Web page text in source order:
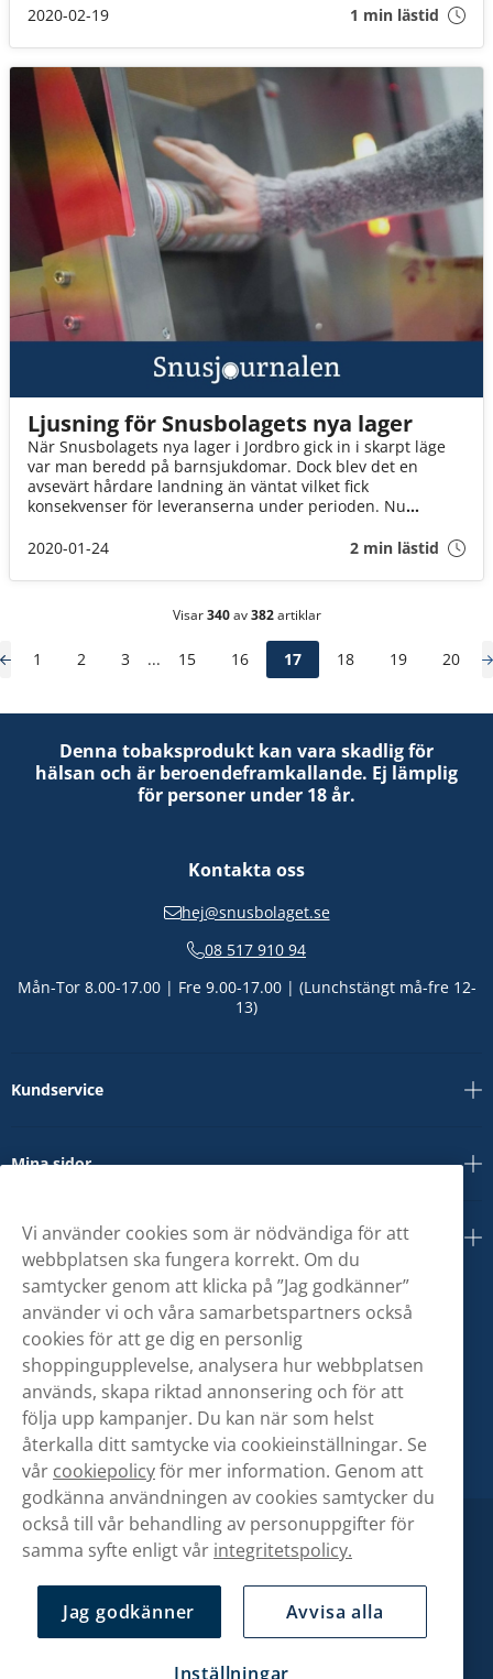
2020-02-19
1 min lästid
Ljusning för Snusbolagets nya lager
När Snusbolagets nya lager i Jordbro gick in i skarpt läge
var man beredd på barnsjukdomar. Dock blev det en
avsevärt hårdare landning än väntat vilket fick
konsekvenser för leveranserna under perioden. Nu
2020-01-24
2 min lästid
Visar340av382artiklar
1 2 3 ... 15 16 17 18 19 20
Denna tobaksprodukt kan vara skadlig för
hälsan och är beroendeframkallande. Ej lämplig
för personer under 18 år.
Kontakta oss
hej@snusbolaget.se
08 517 910 94
Mån-Tor 8.00-17.00 | Fre 9.00-17.00 | (Lunchstängt må-fre 12-
13)
Kundservice
Mina sidor
Om oss
Vi använder cookies som är nödvändiga för att
webbplatsen ska fungera korrekt. Om du
samtycker genom att klicka på ”Jag godkänner”
använder vi och våra samarbetspartners också
cookies för att ge dig en personlig
shoppingupplevelse, analysera hur webbplatsen
används, skapa riktad annonsering och för att
följa upp kampanjer. Du kan när som helst
återkalla ditt samtycke via cookieinställningar. Se
vår cookiepolicyför mer information. Genom att
godkänna användningen av cookies samtycker du
också till vår behandling av personuppgifter för
samma syfte enligt vår integritetspolicy.
Jag godkänner Avvisa alla
Inställningar